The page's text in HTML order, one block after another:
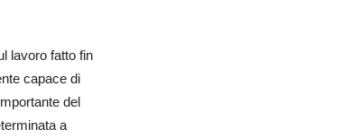
lavoro fatto fin
capace di
del
a